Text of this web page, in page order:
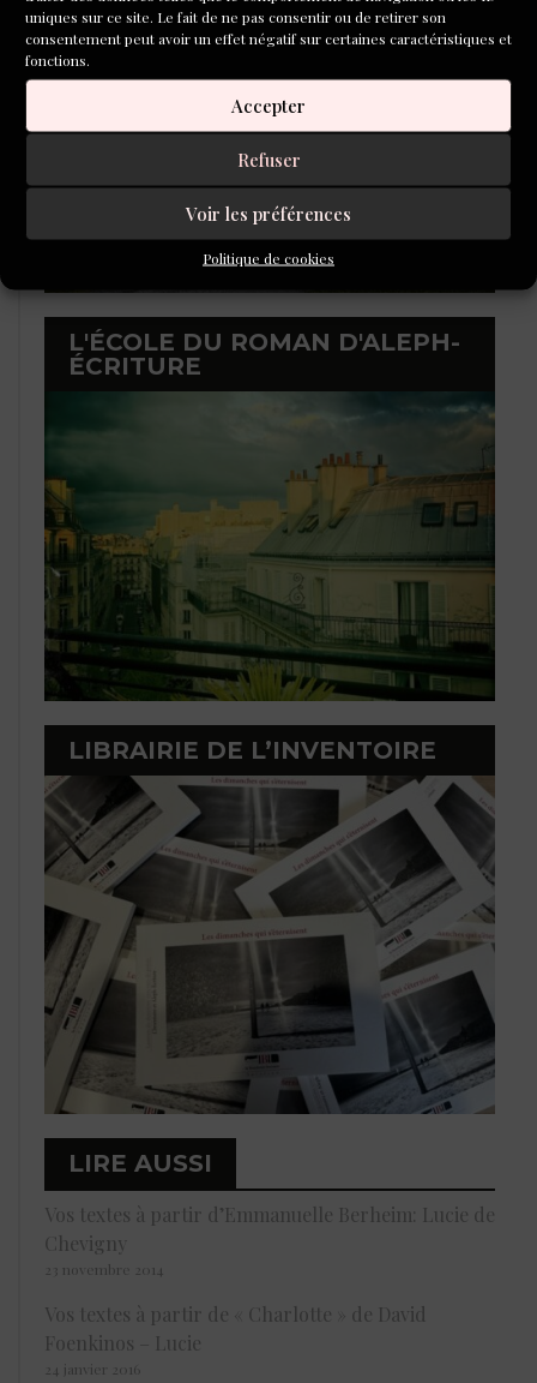
uniques sur ce site. Le fait de ne pas consentir ou de retirer son
consentement peut avoir un effet négatif sur certaines caractéristiques et
fonctions.
Accepter
Refuser
Voir les préférences
Politique de cookies
L'ÉCOLE DU ROMAN D'ALEPH-
ÉCRITURE
LIBRAIRIE DE L’INVENTOIRE
LIRE AUSSI
Vos textes à partir d’Emmanuelle Berheim: Lucie de
Chevigny
23 novembre 2014
Vos textes à partir de « Charlotte » de David
Foenkinos – Lucie
24 janvier 2016